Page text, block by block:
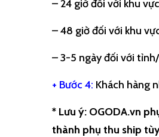
– 24 giờ đối với khu
– 48 giờ đối với khu
– 3-5 ngày đối với
+ Bước 4: Khách hàng
* Lưu ý: OGODA.vn
thành phụ thu ship